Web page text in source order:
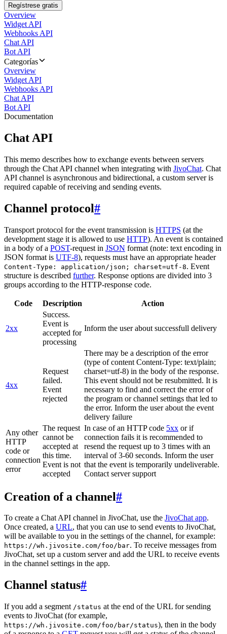
Regístrese gratis
Overview
Widget API
Webhooks API
Chat API
Bot API
Categorías
Overview
Widget API
Webhooks API
Chat API
Bot API
Documentation
Chat API
This memo describes how to exchange events between servers
through the Chat API channel when integrating with JivoChat. Chat
API channel is asynchronous and bidirectional, a custom server is
required capable of receiving and sending events.
Channel protocol#
Transport protocol for the event transmission is HTTPS (at the
development stage it is allowed to use HTTP). An event is contained
in a body of a POST-request in JSON format (note: text encoding in
JSON format is UTF-8), requests must have an appropriate header
Content-Type: application/json; charset=utf-8. Event
structure is described further. Response options are divided into 3
groups according to the HTTP-response code.
Code Description Action
2xx
Success.
Event is
accepted for
processing
Inform the user about successfull delivery
4xx
Request
failed.
Event
rejected
There may be a description of the error
(type of content Content-Type: text/plain;
charset=utf-8) in the body of the response.
This event should not be resubmitted. It is
necessary to find and correct the error of
the program or channel settings that led to
the error. Inform the user about the event
delivery failure
Any other
HTTP
code or
connection
error
The request
cannot be
accepted at
this time.
Event is not
accepted
In case of an HTTP code 5xx or if
connection fails it is recommended to
resend the request up to 3 times with an
interval of 3-60 seconds. Inform the user
that the event is temporarily undeliverable.
Contact server support
Creation of a channel#
To create a Chat API channel in JivoChat, use the JivoChat app.
Once created, a URL, that you can use to send events to JivoChat,
will be available to you in the settings of the channel, for example:
https://wh.jivosite.com/foo/bar. To receive messages from
JivoChat, set up a custom server and add the URL to receive events
in the channel settings in the app.
Channel status#
If you add a segment /status at the end of the URL for sending
events to JivoChat (for example,
https://wh.jivosite.com/foo/bar/status), then in the body